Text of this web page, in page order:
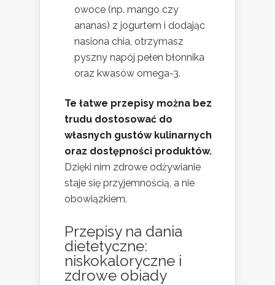
owoce (np. mango czy
ananas) z jogurtem i dodając
nasiona chia, otrzymasz
pyszny napój pełen błonnika
oraz kwasów omega-3.
Te łatwe przepisy można bez
trudu dostosować do
własnych gustów kulinarnych
oraz dostępności produktów.
Dzięki nim zdrowe odżywianie
staje się przyjemnością, a nie
obowiązkiem.
Przepisy na dania
dietetyczne:
niskokaloryczne i
zdrowe obiady